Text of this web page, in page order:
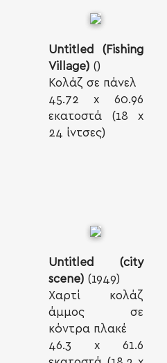
Untitled (Fishing
Village) ()
Κολάζ σε πάνελ
45.72 x 60.96
εκατοστά (18 x
24 ίντσες)
Untitled (city
scene) (1949)
Χαρτί κολάζ
άμμος σε
κόντρα πλακέ
46.3 x 61.6